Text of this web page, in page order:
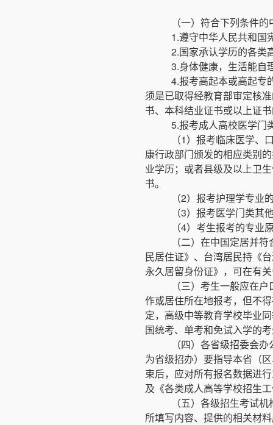
（一）符合下列条件
1.遵守中华人民共和国
2.国家承认学历的各类
3.身体健康，生活能自
4.报考高起本或高起专
须是已取得经教育部审定核
书、本科结业证书或以上证
5.报考成人高校医学门
（1）报考临床医学
康行政部门颁发的相应类别
业学历；或者县级及以上卫
书。
（2）报考护理学专
（3）报考医学门类
（4）考生报考的专业
（二）在中国定居并
民居住证》、台湾居民持《
永久居留身份证》，可在有
（三）考生一般应在
作或居住所在地报考，但不
定，高级中等教育学校毕业
国统考、单考和免试入学的
（四）各省级招委会
为省级招办）要指导本省（
束后，应对所有报名数据进
及《各类成人高等学校招生
（五）各级招生考试
所填写内容、提供的相关材